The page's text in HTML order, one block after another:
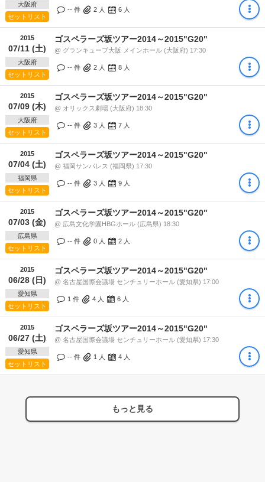
大阪府
セットリスト
-- 件 2 人 6 人
2015
07/11 (土)
大阪府
セットリスト
ゴスペラーズ坂ツアー2014～2015"G20"
@ グランキューブ大阪 メインホール (大阪府) 17:30
-- 件 2 人 8 人
2015
07/09 (木)
大阪府
セットリスト
ゴスペラーズ坂ツアー2014～2015"G20"
@ オリックス劇場 (大阪府) 18:30
-- 件 3 人 7 人
2015
07/04 (土)
福岡県
セットリスト
ゴスペラーズ坂ツアー2014～2015"G20"
@ 福岡サンパレス (福岡県) 17:30
-- 件 3 人 9 人
2015
07/03 (金)
広島県
セットリスト
ゴスペラーズ坂ツアー2014～2015"G20"
@ 広島文化学園HBGホール (広島県) 18:30
-- 件 0 人 2 人
2015
06/28 (日)
愛知県
セットリスト
ゴスペラーズ坂ツアー2014～2015"G20"
@ 名古屋国際会議場 センチュリーホール (愛知県) 17:00
1 件 4 人 6 人
2015
06/27 (土)
愛知県
セットリスト
ゴスペラーズ坂ツアー2014～2015"G20"
@ 名古屋国際会議場 センチュリーホール (愛知県) 17:30
-- 件 1 人 4 人
もっと見る